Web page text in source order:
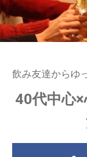
飲み友達からゆ
40代中心